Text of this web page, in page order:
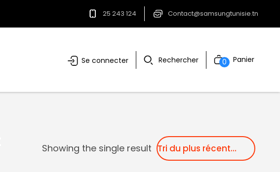
25 243 124 Contact@samsungtunisie.tn
Se connecter Rechercher 0 Panier
Showing the single result